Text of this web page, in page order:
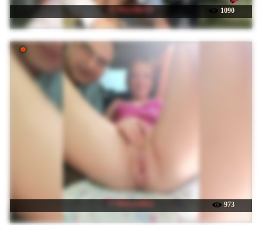
☉ Marseline32 1090
☉ Babyandkot 973